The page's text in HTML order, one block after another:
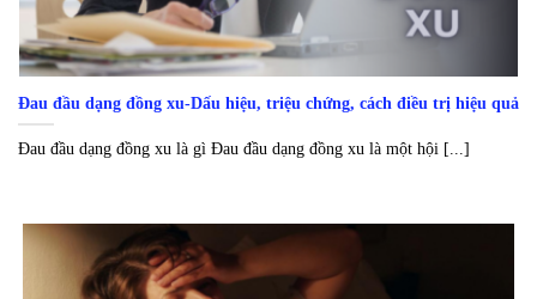
Đau đầu dạng đồng xu-Dấu hiệu, triệu chứng, cách điều trị hiệu quả
Đau đầu dạng đồng xu là gì Đau đầu dạng đồng xu là một hội [...]